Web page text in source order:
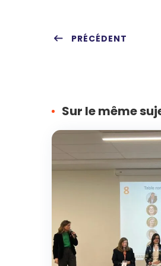
PRÉCÉDENT
Sur le même